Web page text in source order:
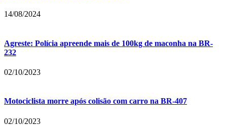
14/08/2024
Agreste: Polícia apreende mais de 100kg de maconha na BR-
232
02/10/2023
Motociclista morre após colisão com carro na BR-407
02/10/2023